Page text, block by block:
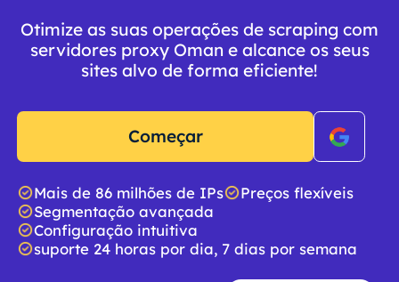
Otimize as suas operações de scraping com
servidores proxy Oman e alcance os seus
sites alvo de forma eficiente!
Começar
Mais de 86 milhões de IPs
Preços flexíveis
Segmentação avançada
Configuração intuitiva
suporte 24 horas por dia, 7 dias por semana